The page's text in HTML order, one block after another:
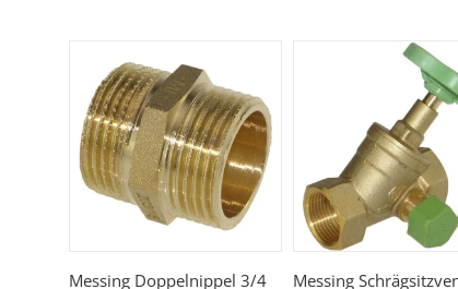
Messing Doppelnippel 3/4 Messing